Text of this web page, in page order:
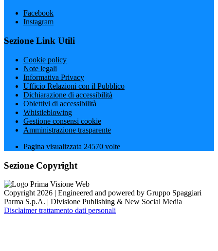
Facebook
Instagram
Sezione Link Utili
Cookie policy
Note legali
Informativa Privacy
Ufficio Relazioni con il Pubblico
Dichiarazione di accessibilità
Obiettivi di accessibilità
Whistleblowing
Gestione consensi cookie
Amministrazione trasparente
Pagina visualizzata 24570 volte
Sezione Copyright
Copyright 2026 | Engineered and powered by Gruppo Spaggiari
Parma S.p.A. | Divisione Publishing & New Social Media
Disclaimer trattamento dati personali